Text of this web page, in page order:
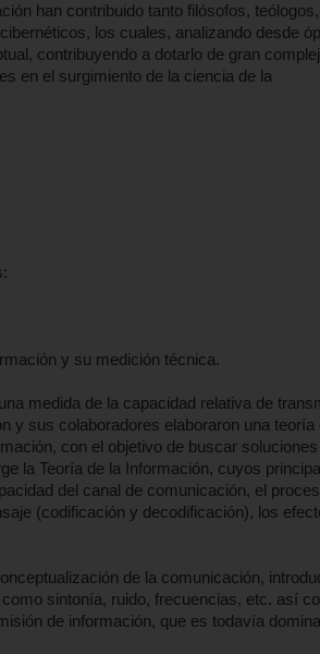
han contribuido tanto filósofos, teólogos,
los cuales, analizando desde
contribuyendo a dotarlo de gran
en el surgimiento de la ciencia de la
y su medición técnica.
medida de la capacidad relativa de
y sus colaboradores elaboraron una teoría
con el objetivo de buscar soluciones
la Teoría de la Información, cuyos
del canal de comunicación, el
(codificación y decodificación), los
de la comunicación,
sintonía, ruido, frecuencias, etc. así
de información, que es todavía